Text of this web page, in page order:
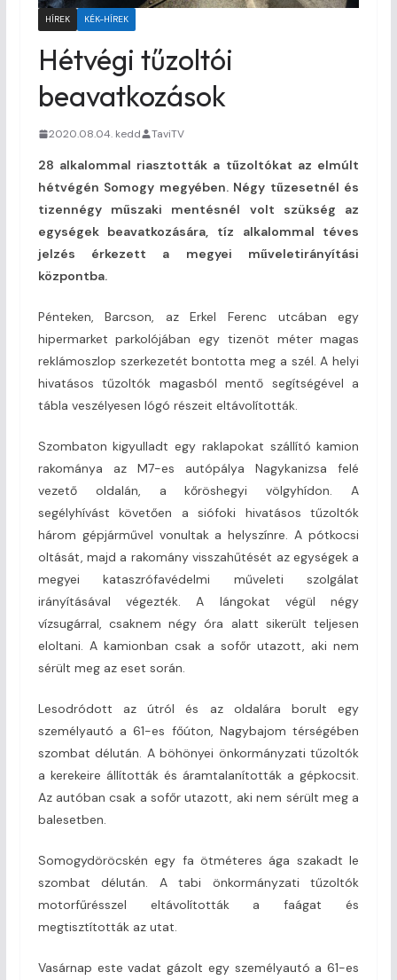
HÍREK KÉK-HÍREK
Hétvégi tűzoltói
beavatkozások
2020.08.04. kedd TaviTV
28 alkalommal riasztották a tűzoltókat az elmúlt
hétvégén Somogy megyében. Négy tűzesetnél és
tizennégy műszaki mentésnél volt szükség az
egységek beavatkozására, tíz alkalommal téves
jelzés érkezett a megyei műveletirányítási
központba.
Pénteken, Barcson, az Erkel Ferenc utcában egy
hipermarket parkolójában egy tizenöt méter magas
reklámoszlop szerkezetét bontotta meg a szél. A helyi
hivatásos tűzoltók magasból mentő segítségével a
tábla veszélyesen lógó részeit eltávolították.
Szombaton kigyulladt egy raklapokat szállító kamion
rakománya az M7-es autópálya Nagykanizsa felé
vezető oldalán, a kőröshegyi völgyhídon. A
segélyhívást követően a siófoki hivatásos tűzoltók
három gépjárművel vonultak a helyszínre. A pótkocsi
oltását, majd a rakomány visszahűtését az egységek a
megyei kataszrófavédelmi műveleti szolgálat
irányításával végezték. A lángokat végül négy
vízsugárral, csaknem négy óra alatt sikerült teljesen
eloltani. A kamionban csak a sofőr utazott, aki nem
sérült meg az eset során.
Lesodródott az útról és az oldalára borult egy
személyautó a 61-es főúton, Nagybajom térségében
szombat délután. A böhönyei önkormányzati tűzoltók
a kerekeire állították és áramtalanították a gépkocsit.
Az autóban csak a sofőr utazott, aki nem sérült meg a
balesetben.
Somogydöröcskén egy fa ötméteres ága szakadt le
szombat délután. A tabi önkormányzati tűzoltók
motorfűrésszel eltávolították a faágat és
megtisztították az utat.
Vasárnap este vadat gázolt egy személyautó a 61-es